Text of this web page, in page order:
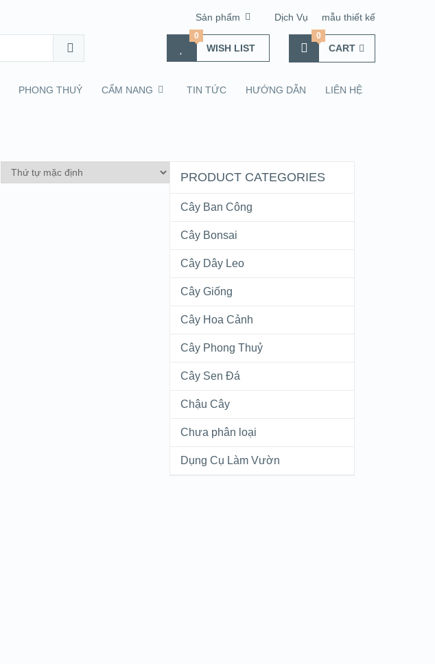
Sản phẩm Dịch Vụ mẫu thiết kế
WISH LIST
0
CART
0
PHONG THUỶ CẨM NANG TIN TỨC HƯỚNG DẪN LIÊN HỆ
PRODUCT CATEGORIES
Cây Ban Công
Cây Bonsai
Cây Dây Leo
Cây Giống
Cây Hoa Cảnh
Cây Phong Thuỷ
Cây Sen Đá
Chậu Cây
Chưa phân loại
Dụng Cụ Làm Vườn